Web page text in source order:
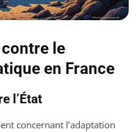
le
en France
l’État
concernant l’adaptation